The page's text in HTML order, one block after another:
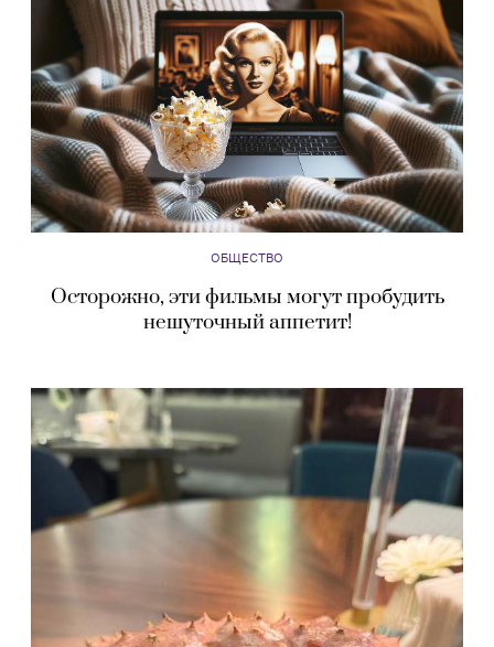
ОБЩЕСТВО
Осторожно, эти фильмы могут пробудить
нешуточный аппетит!